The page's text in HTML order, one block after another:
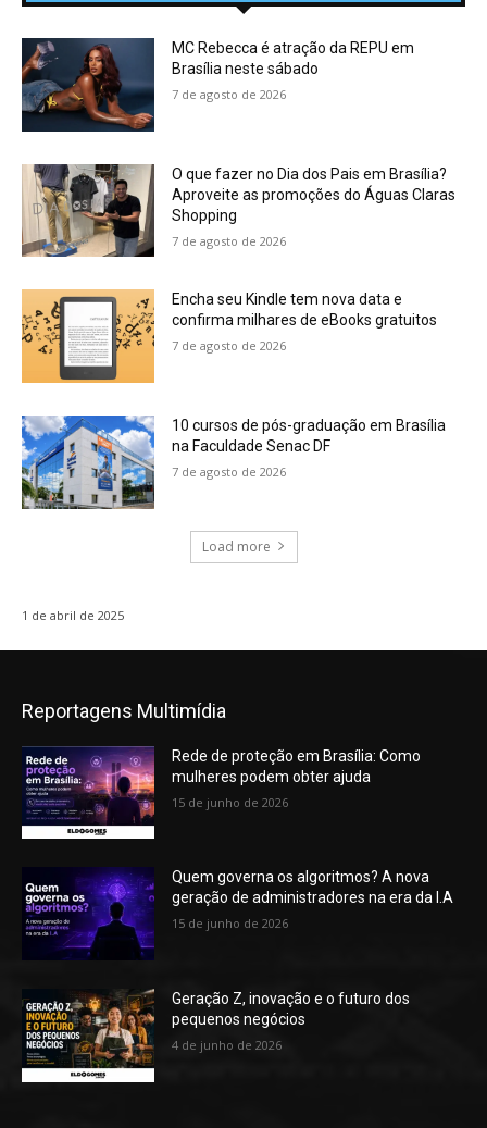
MC Rebecca é atração da REPU em
Brasília neste sábado
7 de agosto de 2026
O que fazer no Dia dos Pais em Brasília?
Aproveite as promoções do Águas Claras
Shopping
7 de agosto de 2026
Encha seu Kindle tem nova data e
confirma milhares de eBooks gratuitos
7 de agosto de 2026
10 cursos de pós-graduação em Brasília
na Faculdade Senac DF
7 de agosto de 2026
Load more
1 de abril de 2025
Reportagens Multimídia
Rede de proteção em Brasília: Como
mulheres podem obter ajuda
15 de junho de 2026
Quem governa os algoritmos? A nova
geração de administradores na era da I.A
15 de junho de 2026
Geração Z, inovação e o futuro dos
pequenos negócios
4 de junho de 2026